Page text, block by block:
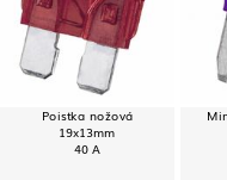
Poistka nožová
19x13mm
40 A